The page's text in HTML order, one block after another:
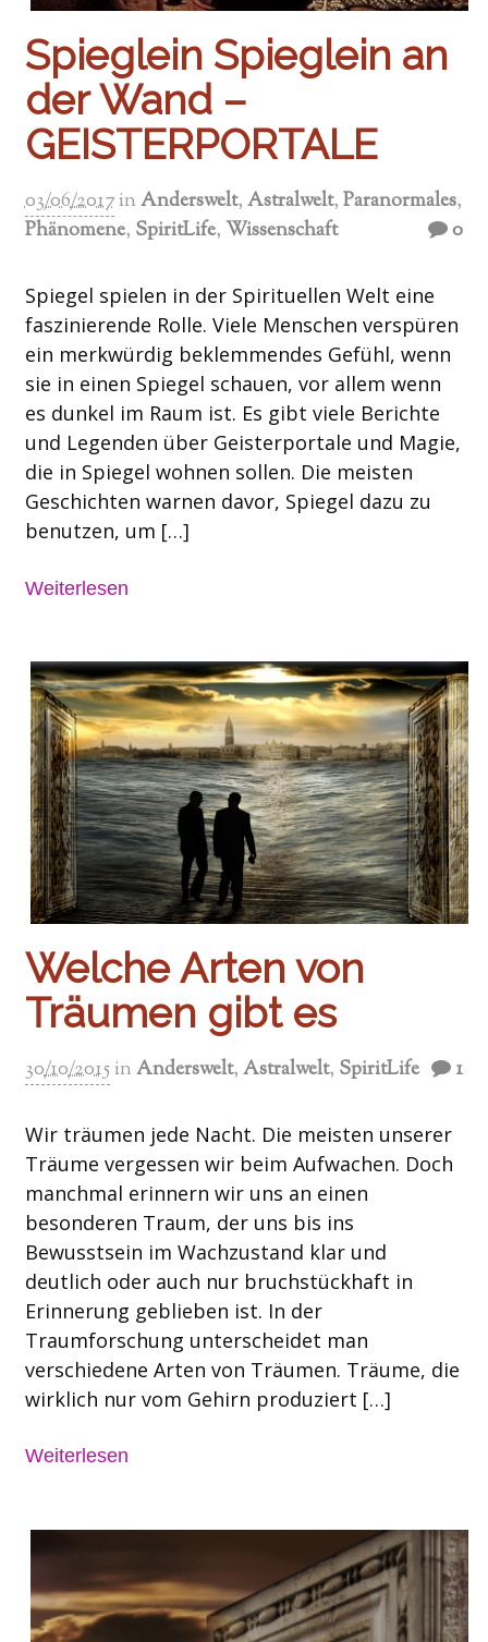
Spieglein Spieglein an
der Wand –
GEISTERPORTALE
03/06/2017 inAnderswelt,Astralwelt,Paranormales,
Phänomene, SpiritLife,Wissenschaft 0
Spiegel spielen in der Spirituellen Welt eine
faszinierende Rolle. Viele Menschen verspüren
ein merkwürdig beklemmendes Gefühl, wenn
sie in einen Spiegel schauen, vor allem wenn
es dunkel im Raum ist. Es gibt viele Berichte
und Legenden über Geisterportale und Magie,
die in Spiegel wohnen sollen. Die meisten
Geschichten warnen davor, Spiegel dazu zu
benutzen, um […]
Weiterlesen
Welche Arten von
Träumen gibt es
30/10/2015 inAnderswelt,Astralwelt, SpiritLife 1
Wir träumen jede Nacht. Die meisten unserer
Träume vergessen wir beim Aufwachen. Doch
manchmal erinnern wir uns an einen
besonderen Traum, der uns bis ins
Bewusstsein im Wachzustand klar und
deutlich oder auch nur bruchstückhaft in
Erinnerung geblieben ist. In der
Traumforschung unterscheidet man
verschiedene Arten von Träumen. Träume, die
wirklich nur vom Gehirn produziert […]
Weiterlesen